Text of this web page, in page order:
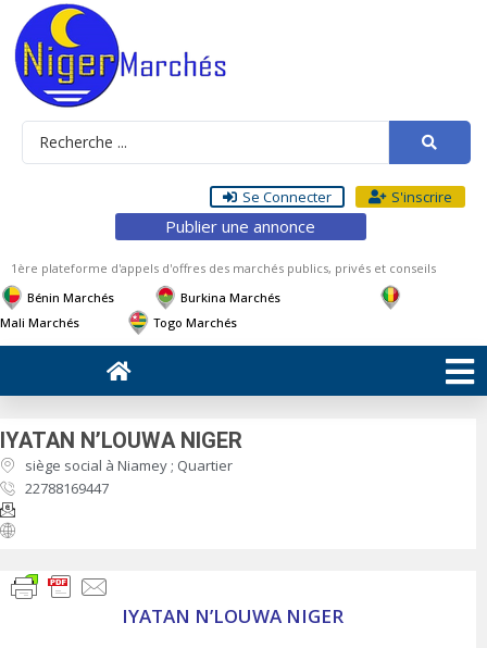
Se Connecter S'inscrire
Publier une annonce
1ère plateforme d'appels d'offres des marchés publics, privés et conseils
Bénin Marchés
Burkina Marchés
Mali Marchés
Togo Marchés
IYATAN N’LOUWA NIGER
siège social à Niamey ; Quartier
22788169447
IYATAN N’LOUWA NIGER